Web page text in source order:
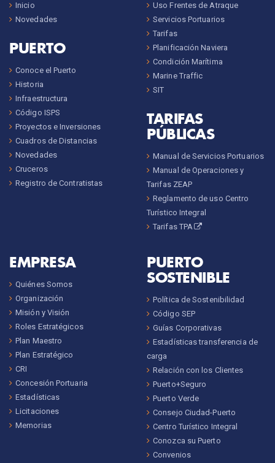
Inicio
Novedades
PUERTO
Conoce el Puerto
Historia
Infraestructura
Código ISPS
Proyectos e Inversiones
Cuadros de Distancias
Novedades
Cruceros
Registro de Contratistas
Uso Frentes de Atraque
Servicios Portuarios
Tarifas
Planificación Naviera
Condición Marítima
Marine Traffic
SIT
TARIFAS
PÚBLICAS
Manual de Servicios Portuarios
Manual de Operaciones y
Tarifas ZEAP
Reglamento de uso Centro
Turístico Integral
Tarifas TPA
EMPRESA
Quiénes Somos
Organización
Misión y Visión
Roles Estratégicos
Plan Maestro
Plan Estratégico
CRI
Concesión Portuaria
Estadísticas
Licitaciones
Memorias
PUERTO
SOSTENIBLE
Política de Sostenibilidad
Código SEP
Guías Corporativas
Estadísticas transferencia de
carga
Relación con los Clientes
Puerto+Seguro
Puerto Verde
Consejo Ciudad-Puerto
Centro Turístico Integral
Conozca su Puerto
Convenios